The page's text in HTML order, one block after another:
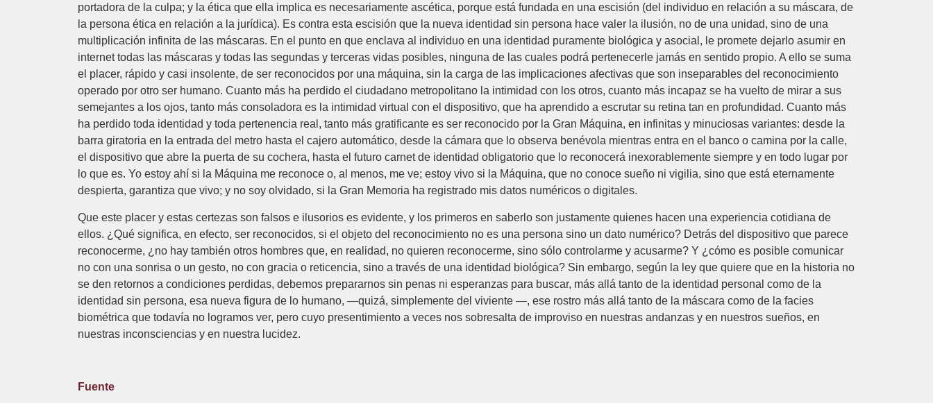
portadora de la culpa; y la ética que ella implica es necesariamente ascética, porque está fundada en una escisión (del individuo en relación a su máscara, de
la persona ética en relación a la jurídica). Es contra esta escisión que la nueva identidad sin persona hace valer la ilusión, no de una unidad, sino de una
multiplicación infinita de las máscaras. En el punto en que enclava al individuo en una identidad puramente biológica y asocial, le promete dejarlo asumir en
internet todas las máscaras y todas las segundas y terceras vidas posibles, ninguna de las cuales podrá pertenecerle jamás en sentido propio. A ello se suma
el placer, rápido y casi insolente, de ser reconocidos por una máquina, sin la carga de las implicaciones afectivas que son inseparables del reconocimiento
operado por otro ser humano. Cuanto más ha perdido el ciudadano metropolitano la intimidad con los otros, cuanto más incapaz se ha vuelto de mirar a sus
semejantes a los ojos, tanto más consoladora es la intimidad virtual con el dispositivo, que ha aprendido a escrutar su retina tan en profundidad. Cuanto más
ha perdido toda identidad y toda pertenencia real, tanto más gratificante es ser reconocido por la Gran Máquina, en infinitas y minuciosas variantes: desde la
barra giratoria en la entrada del metro hasta el cajero automático, desde la cámara que lo observa benévola mientras entra en el banco o camina por la calle,
el dispositivo que abre la puerta de su cochera, hasta el futuro carnet de identidad obligatorio que lo reconocerá inexorablemente siempre y en todo lugar por
lo que es. Yo estoy ahí si la Máquina me reconoce o, al menos, me ve; estoy vivo si la Máquina, que no conoce sueño ni vigilia, sino que está eternamente
despierta, garantiza que vivo; y no soy olvidado, si la Gran Memoria ha registrado mis datos numéricos o digitales.
Que este placer y estas certezas son falsos e ilusorios es evidente, y los primeros en saberlo son justamente quienes hacen una experiencia cotidiana de
ellos. ¿Qué significa, en efecto, ser reconocidos, si el objeto del reconocimiento no es una persona sino un dato numérico? Detrás del dispositivo que parece
reconocerme, ¿no hay también otros hombres que, en realidad, no quieren reconocerme, sino sólo controlarme y acusarme? Y ¿cómo es posible comunicar
no con una sonrisa o un gesto, no con gracia o reticencia, sino a través de una identidad biológica? Sin embargo, según la ley que quiere que en la historia no
se den retornos a condiciones perdidas, debemos prepararnos sin penas ni esperanzas para buscar, más allá tanto de la identidad personal como de la
identidad sin persona, esa nueva figura de lo humano, —quizá, simplemente del viviente —, ese rostro más allá tanto de la máscara como de la facies
biométrica que todavía no logramos ver, pero cuyo presentimiento a veces nos sobresalta de improviso en nuestras andanzas y en nuestros sueños, en
nuestras inconsciencias y en nuestra lucidez.
Fuente